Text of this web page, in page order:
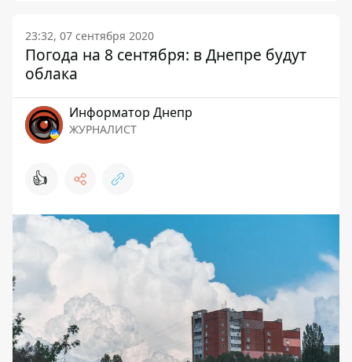
23:32, 07 сентября 2020
Погода на 8 сентября: в Днепре будут
облака
Информатор Днепр
ЖУРНАЛИСТ
👍